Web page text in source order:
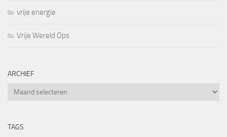
vrije energie
Vrije Wereld Ops
ARCHIEF
Archief
TAGS